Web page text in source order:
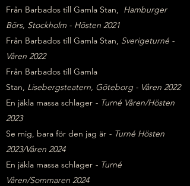
Från Barbados till Gamla Stan, Hamburger
Börs, Stockholm - Hösten 2021
Från Barbados till Gamla Stan, Sverigeturné -
Våren 2022
Från Barbados till Gamla
Stan, Lisebergsteatern, Göteborg - Våren 2022
En jäkla massa schlager - Turné Våren/Hösten
2023
Se mig, bara för den jag är - Turné Hösten
2023/Våren 2024
En jäkla massa schlager - Turné
Våren/Sommaren 2024